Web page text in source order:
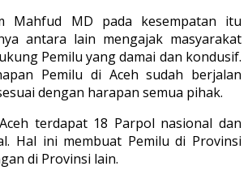
Mahfud MD pada kesempatan itu
antara lain mengajak masyarakat
Pemilu yang damai dan kondusif.
Pemilu di Aceh sudah berjalan
dengan harapan semua pihak.
terdapat 18 Parpol nasional dan
Hal ini membuat Pemilu di Provinsi
di Provinsi lain.